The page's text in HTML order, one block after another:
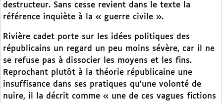
destructeur. Sans cesse revient dans le texte la
référence inquiète à la « guerre civile ».
Rivière cadet porte sur les idées politiques des
républicains un regard un peu moins sévère, car il ne
se refuse pas à dissocier les moyens et les fins.
Reprochant plutôt à la théorie républicaine une
insuffisance dans ses pratiques qu’une volonté de
nuire, il la décrit comme « une de ces vagues fictions